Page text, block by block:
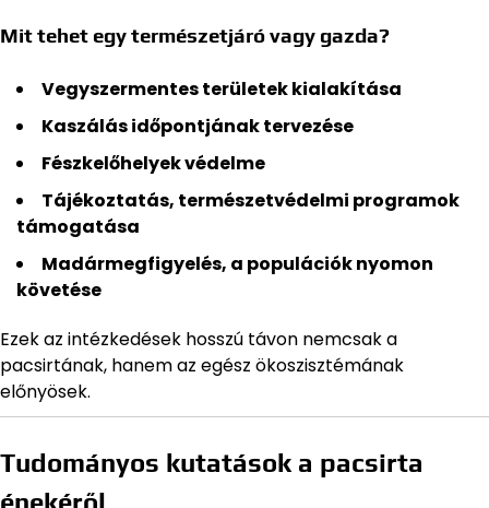
Mit tehet egy természetjáró vagy gazda?
Vegyszermentes területek kialakítása
Kaszálás időpontjának tervezése
Fészkelőhelyek védelme
Tájékoztatás, természetvédelmi programok
támogatása
Madármegfigyelés, a populációk nyomon
követése
Ezek az intézkedések hosszú távon nemcsak a
pacsirtának, hanem az egész ökoszisztémának
előnyösek.
Tudományos kutatások a pacsirta
énekéről